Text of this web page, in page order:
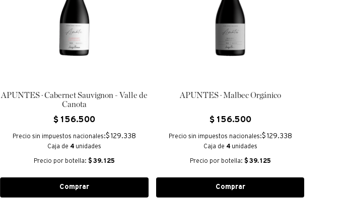
APUNTES · Cabernet Sauvignon - Valle de
Canota
$ 156.500
Precio sin impuestos nacionales:$ 129.338
Caja de 4 unidades
Precio por botella: $ 39.125
Comprar
APUNTES · Malbec Orgánico
$ 156.500
Precio sin impuestos nacionales:$ 129.338
Caja de 4 unidades
Precio por botella: $ 39.125
Comprar